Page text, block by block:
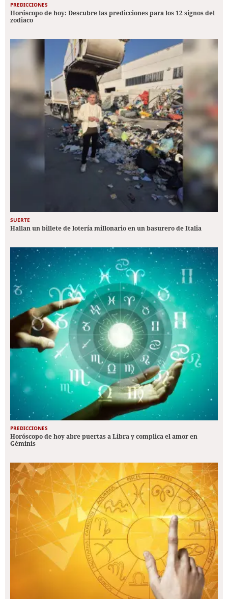
PREDICCIONES
Horóscopo de hoy: Descubre las predicciones para los 12 signos del
zodiaco
SUERTE
Hallan un billete de lotería millonario en un basurero de Italia
PREDICCIONES
Horóscopo de hoy abre puertas a Libra y complica el amor en
Géminis